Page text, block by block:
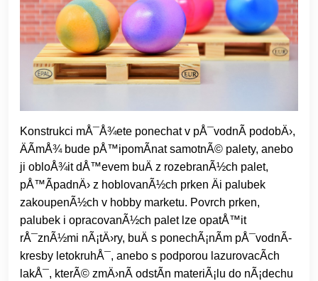
Konstrukci mÅ¯Å¾ete ponechat v pÅ¯vodnÃ­ podobÄ›,
ÄÃ­mÅ¾ bude pÅ™ipomÃ­nat samotnÃ© palety, anebo
ji obloÅ¾it dÅ™evem buÄ z rozebranÃ½ch palet,
pÅ™Ã­padnÄ› z hoblovanÃ½ch prken Äi palubek
zakoupenÃ½ch v hobby marketu. Povrch prken,
palubek i opracovanÃ½ch palet lze opatÅ™it
rÅ¯znÃ½mi nÃ¡tÄ›ry, buÄ s ponechÃ¡nÃ­m pÅ¯vodnÃ­
kresby letokruhÅ¯, anebo s podporou lazurovacÃ­ch
lakÅ¯, kterÃ© zmÄ›nÃ­ odstÃ­n materiÃ¡lu do nÃ¡dechu